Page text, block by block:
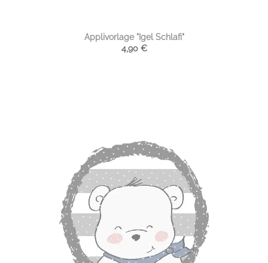
Applivorlage "Igel Schlafi"
4,90 €